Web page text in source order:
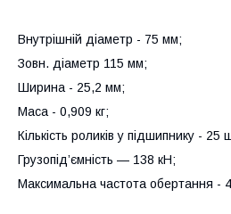
Внутрішній діаметр - 75 мм;
Зовн. діаметр 115 мм;
Ширина - 25,2 мм;
Маса - 0,909 кг;
Кількість роликів у підшипнику - 25
Грузопід’ємність — 138 кН;
Максимальна частота обертання -